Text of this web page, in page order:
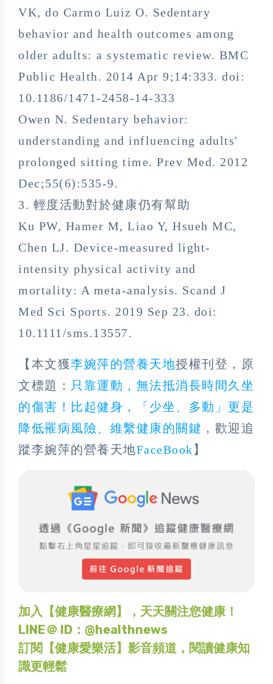
VK, do Carmo Luiz O. Sedentary
behavior and health outcomes among
older adults: a systematic review. BMC
Public Health. 2014 Apr 9;14:333. doi:
10.1186/1471-2458-14-333
Owen N. Sedentary behavior:
understanding and influencing adults'
prolonged sitting time. Prev Med. 2012
Dec;55(6):535-9.
3. 輕度活動對於健康仍有幫助
Ku PW, Hamer M, Liao Y, Hsueh MC,
Chen LJ. Device-measured light-
intensity physical activity and
mortality: A meta-analysis. Scand J
Med Sci Sports. 2019 Sep 23. doi:
10.1111/sms.13557.
【本文獲李婉萍的營養天地授權刊登，原
文標題： 只靠運動，無法抵消長時間久坐
的傷害！比起健身，「少坐、多動」更是
降低罹病風險、維繫健康的關鍵 ，歡迎追
蹤李婉萍的營養天地FaceBook 】
加入【健康醫療網】，天天關注您健康！
LINE＠ ID：@healthnews
訂閱【健康愛樂活】影音頻道，閱讀健康知
識更輕鬆